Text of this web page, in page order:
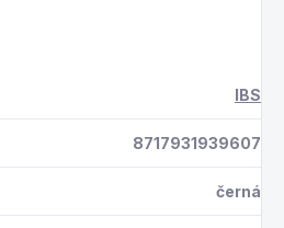
IBS
8717931939607
černá